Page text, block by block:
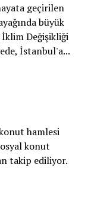
geçirilen
büyük
İklim Değişikliği
İstanbul'a...
hamlesi
konut
takip ediliyor.